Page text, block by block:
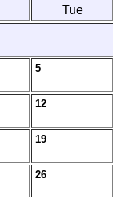
Tue
5
12
19
26